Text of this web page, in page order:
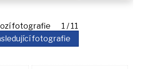
fotografie 1 / 11
fotografie